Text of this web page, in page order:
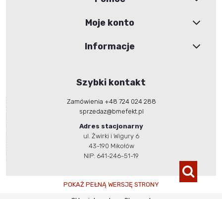
Moje konto
Informacje
Szybki kontakt
Zamówienia +48 724 024 288
sprzedaz@bmefekt.pl
Adres stacjonarny
ul. Żwirki i Wigury 6
43-190 Mikołów
NIP: 641-246-51-19
POKAŻ PEŁNĄ WERSJĘ STRONY